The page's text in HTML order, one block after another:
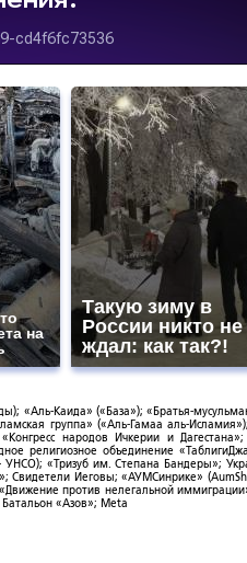
на
Такую зиму в
России никто не
ждал: как так?!
«Аль-Каида» («База»); «Братья-
группа» («Аль-Гамаа аль-
народов Ичкерии и
религиозное объединение
«Тризуб им. Степана Бандеры»;
Свидетели Иеговы; «АУМСинрике»
против нелегальной
«Азов»; Meta